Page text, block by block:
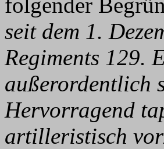
seit dem 1.
Regiments 129.
außerordentlich
Hervorragend
artilleristisch